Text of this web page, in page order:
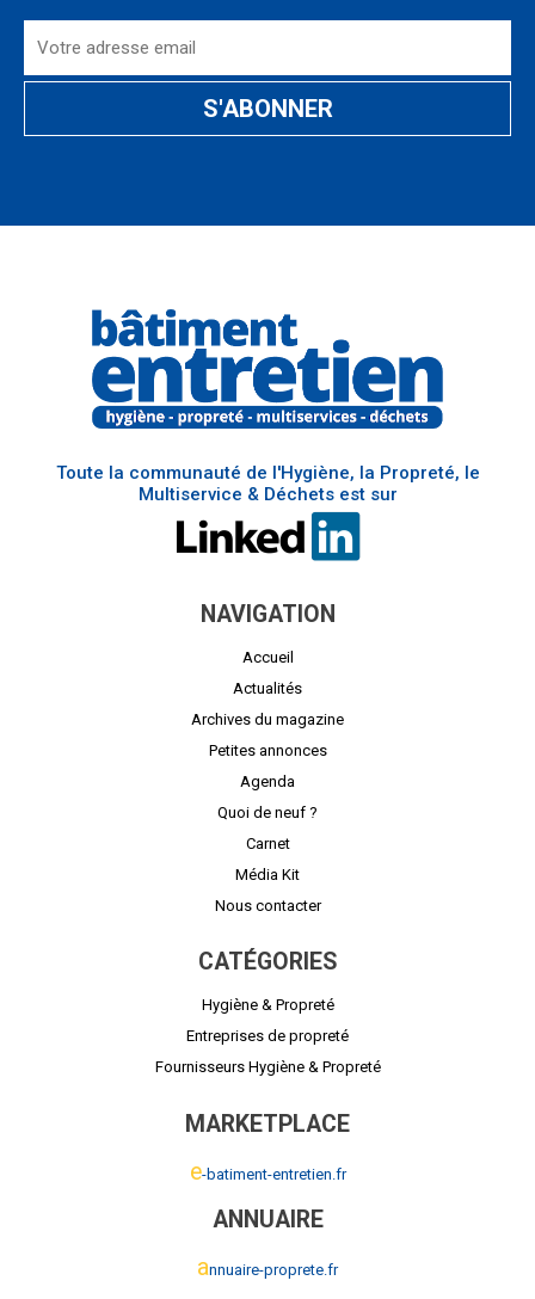
Toute la communauté de l'Hygiène, la Propreté, le
Multiservice & Déchets est sur
NAVIGATION
Accueil
Actualités
Archives du magazine
Petites annonces
Agenda
Quoi de neuf ?
Carnet
Média Kit
Nous contacter
CATÉGORIES
Hygiène & Propreté
Entreprises de propreté
Fournisseurs Hygiène & Propreté
MARKETPLACE
e-batiment-entretien.fr
ANNUAIRE
annuaire-proprete.fr